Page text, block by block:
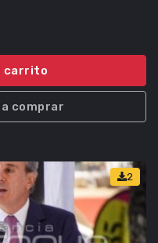
carrito
comprar
2